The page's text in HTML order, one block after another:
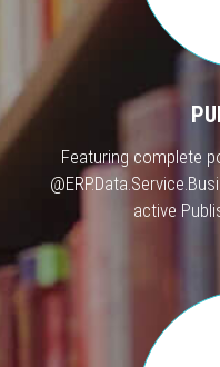
Featuring complete
active